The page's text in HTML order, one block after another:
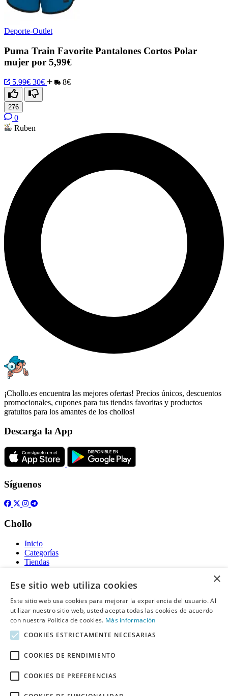
Deporte-Outlet
Puma Train Favorite Pantalones Cortos Polar
mujer por 5,99€
5.99€ 30€ 8€
276
0
Ruben
¡Chollo.es encuentra las mejores ofertas! Precios únicos, descuentos
promocionales, cupones para tus tiendas favoritas y productos
gratuitos para los amantes de los chollos!
Descarga la App
Síguenos
Chollo
Inicio
Categorías
Tiendas
Gratis
Acerca de
Sobre nosotros
Contacto
Información legal
Declaración de cookies
×
Ese sitio web utiliza cookies
Este sitio web usa cookies para mejorar la experiencia del usuario. Al
utilizar nuestro sitio web, usted acepta todas las cookies de acuerdo
con nuestra Política de cookies. Más información
COOKIES ESTRICTAMENTE NECESARIAS
COOKIES DE RENDIMIENTO
COOKIES DE PREFERENCIAS